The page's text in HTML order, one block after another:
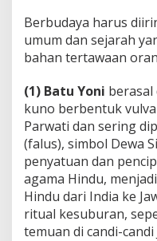
Berbudaya harus
umum dan sejarah
bahan tertawaan
(1) Batu Yoni
kuno berbentuk
Parwati dan sering
(falus), simbol Dewa
penyatuan dan
agama Hindu,
Hindu dari India ke
ritual kesuburan,
temuan di candi-candi